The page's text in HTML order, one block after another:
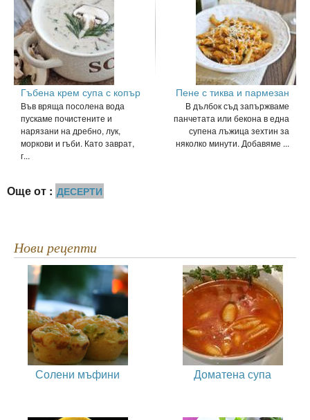
Гъбена крем супа с копър
Във вряща посолена вода
пускаме почистените и
нарязани на дребно, лук,
моркови и гъби. Като заврат,
г...
Пене с тиква и пармезан
В дълбок съд запържваме
панчетата или бекона в една
супена лъжица зехтин за
няколко минути. Добавяме ...
Още от : ДЕСЕРТИ
Нови рецепти
Солени мъфини Доматена супа